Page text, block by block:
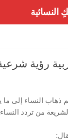
النسائية
رؤية
ذهاب النساء إلى ما
من تردد